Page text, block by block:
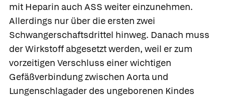
mit Heparin auch ASS weiter einzunehmen.
Allerdings nur über die ersten zwei
Schwangerschaftsdrittel hinweg. Danach muss
der Wirkstoff abgesetzt werden, weil er zum
vorzeitigen Verschluss einer wichtigen
Gefäßverbindung zwischen Aorta und
Lungenschlagader des ungeborenen Kindes